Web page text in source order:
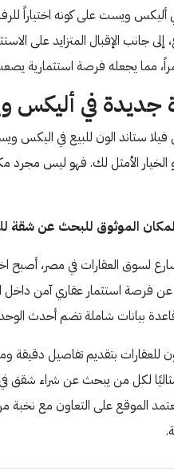
أليكس ويست على كونه اختياراً
إلى جانب الإقبال المتزايد على
مما يجعله فرصة استثمارية
جديدة في
ستاند الون للبيع في اليكس
الأمثل لك. فهو ليس مجرد
الموثوق للبحث عن شقة
لسوق العقارات في مصر، أصبح
فرصة استثمار عقاري آمن داخل
بيانات شاملة تضم أحدث
للعقارات بتقديم تفاصيل
لكل من يبحث عن شراء شقق
الموقع على التعاون مع نخبة